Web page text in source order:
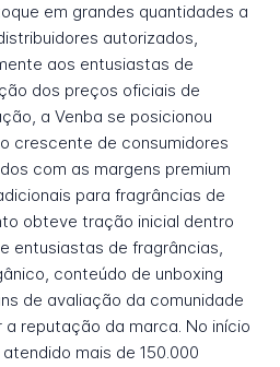
em grandes quantidades a
autorizados,
aos entusiastas de
dos preços oficiais de
a Venba se posicionou
crescente de consumidores
com as margens premium
para fragrâncias de
obteve tração inicial dentro
entusiastas de fragrâncias,
conteúdo de unboxing
de avaliação da comunidade
reputação da marca. No início
mais de 150.000